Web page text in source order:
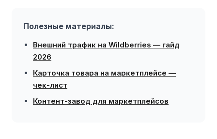
Полезные материалы:
Внешний трафик на Wildberries — гайд
2026
Карточка товара на маркетплейсе —
чек-лист
Контент-завод для маркетплейсов